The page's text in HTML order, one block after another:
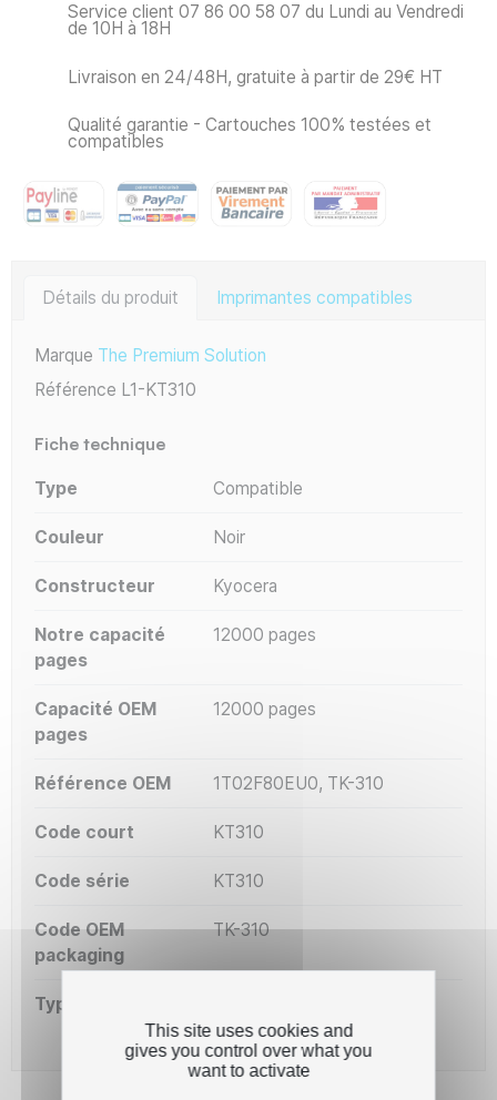
Service client 07 86 00 58 07 du Lundi au Vendredi
de 10H à 18H
Livraison en 24/48H, gratuite à partir de 29€ HT
Qualité garantie - Cartouches 100% testées et
compatibles
Détails du produit Imprimantes compatibles
Marque The Premium Solution
Référence L1-KT310
Fiche technique
Type Compatible
Couleur Noir
Constructeur Kyocera
Notre capacité
pages
12000 pages
Capacité OEM
pages
12000 pages
Référence OEM 1T02F80EU0, TK-310
Code court KT310
Code série KT310
Code OEM
packaging
TK-310
Type de capacité
This site uses cookies and
gives you control over what you
want to activate